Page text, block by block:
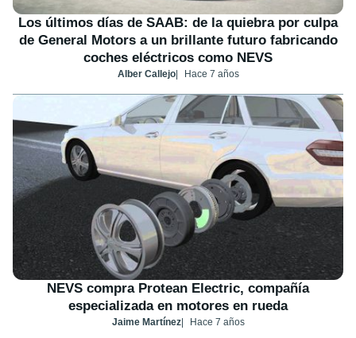
Los últimos días de SAAB: de la quiebra por culpa
de General Motors a un brillante futuro fabricando
coches eléctricos como NEVS
Alber Callejo Hace 7 años
NEVS compra Protean Electric, compañía
especializada en motores en rueda
Jaime Martínez Hace 7 años